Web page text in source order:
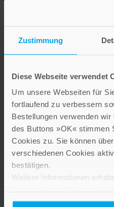
Zustimmung
Diese Webseite verwendet
Um unsere Webseiten für
fortlaufend zu verbessern
Bestellungen verwenden
des Buttons »OK« stimmen
Cookies zu. Sie können
verschiedenen Cookies
bestätigen.
Weitere Informationen
Herzenswunsch
Lauter kleine
Weihnachtsfreuden
Bestell-Nr: 70967
4,00 €
IN DEN WARENKORB